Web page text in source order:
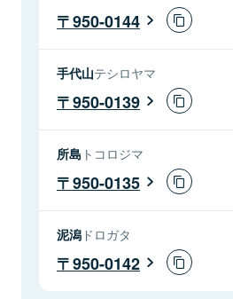
950-0144
手代山テシロヤマ
950-0139
所島 トコロジマ
950-0135
泥潟 ドロガタ
950-0142